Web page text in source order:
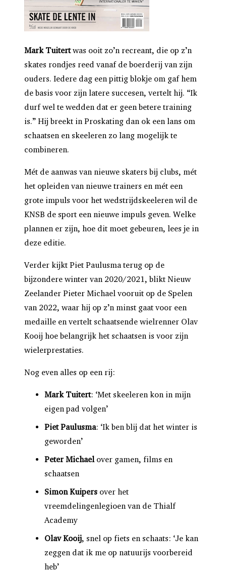
Mark Tuitertwas ooit zo’n recreant, die op z’n
skates rondjes reed vanaf de boerderij van zijn
ouders. Iedere dag een pittig blokje om gaf hem
de basis voor zijn latere succesen, vertelt hij. “Ik
durf wel te wedden dat er geen betere training
is.” Hij breekt in Proskating dan ok een lans om
schaatsen en skeeleren zo lang mogelijk te
combineren.
Mét de aanwas van nieuwe skaters bij clubs, mét
het opleiden van nieuwe trainers en mét een
grote impuls voor het wedstrijdskeeleren wil de
KNSB de sport een nieuwe impuls geven. Welke
plannen er zijn, hoe dit moet gebeuren, lees je in
deze editie.
Verder kijkt Piet Paulusma terug op de
bijzondere winter van 2020/2021, blikt Nieuw
Zeelander Pieter Michael vooruit op de Spelen
van 2022, waar hij op z’n minst gaat voor een
medaille en vertelt schaatsende wielrenner Olav
Kooij hoe belangrijk het schaatsen is voor zijn
wielerprestaties.
Nog even alles op een rij:
Mark Tuitert: ‘Met skeeleren kon in mijn
eigen pad volgen’
Piet Paulusma: ‘Ik ben blij dat het winter is
geworden’
Peter Michaelover gamen, films en
schaatsen
Simon Kuipers over het
vreemdelingenlegioen van de Thialf
Academy
Olav Kooij, snel op fiets en schaats: ‘Je kan
zeggen dat ik me op natuurijs voorbereid
heb’